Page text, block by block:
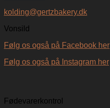
kolding@gertzbakery.dk
Vonsild
Følg os også på Facebook her
Følg os også på Instagram her
Fødevarerkontrol